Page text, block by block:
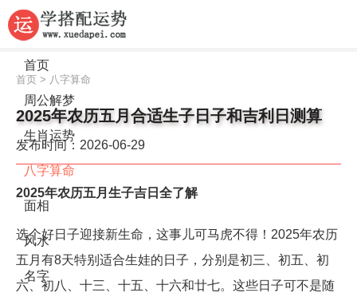
首页
周公解梦
生肖运势
八字算命
面相
风水
名字
首页 > 八字算命
2025年农历五月合适生子日子和吉利日测算
发布时间：2026-06-29
2025年农历五月生子吉日全了解
选个好日子迎接新生命，这事儿可马虎不得！2025年农历
五月有8天特别适合生娃的日子，分别是初三、初五、初
六、初八、十三、十五、十六和廿七。这些日子可不是随